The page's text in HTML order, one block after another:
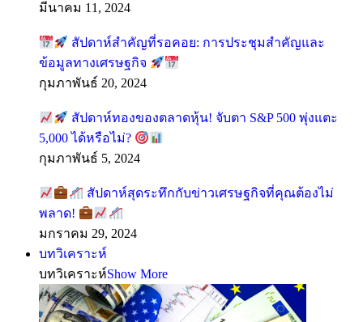
มีนาคม 11, 2024
สัปดาห์สำคัญที่รอคอย: การประชุมสำคัญและ
ข้อมูลทางเศรษฐกิจ
กุมภาพันธ์ 20, 2024
สัปดาห์ทองของตลาดหุ้น! จับตา S&P 500 พุ่งแตะ
5,000 ได้หรือไม่?
กุมภาพันธ์ 5, 2024
สัปดาห์สุดระทึกกับข่าวเศรษฐกิจที่คุณต้องไม่
พลาด!
มกราคม 29, 2024
บทวิเคราะห์
บทวิเคราะห์Show More